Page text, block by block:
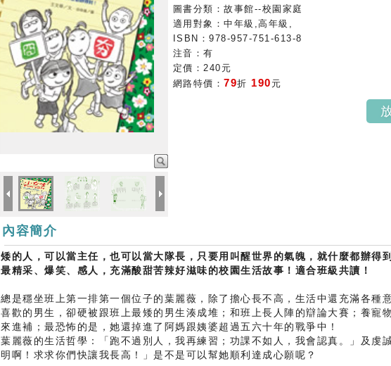
圖書分類：故事館--校園家庭
適用對象：中年級,高年級,
ISBN：978-957-751-613-8
注音：有
定價：240元
網路特價：79折 190 元
內容簡介
矮的人，可以當主任，也可以當大隊長，只要用叫醒世界的氣魄，就什麼都辦得到
最精采、爆笑、感人，充滿酸甜苦辣好滋味的校園生活故事！適合班級共讀！
總是穩坐班上第一排第一個位子的葉麗薇，除了擔心長不高，生活中還充滿各種
喜歡的男生，卻硬被跟班上最矮的男生湊成堆；和班上長人陣的辯論大賽；養寵
來進補；最恐怖的是，她還掉進了阿媽跟姨婆超過五六十年的戰爭中！
葉麗薇的生活哲學：「跑不過別人，我再練習；功課不如人，我會認真。」及虔
明啊！求求你們快讓我長高！」是不是可以幫她順利達成心願呢？